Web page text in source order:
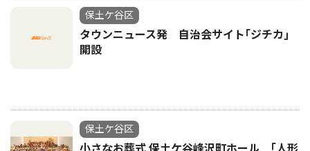
保土ケ谷区
タウンニュース発 自治会サイト｢ジチカ｣
開設
保土ケ谷区